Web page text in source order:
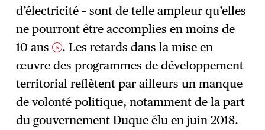
d’électricité – sont de telle ampleur qu’elles
ne pourront être accomplies en moins de
10 ans 5 . Les retards dans la mise en
œuvre des programmes de développement
territorial reflètent par ailleurs un manque
de volonté politique, notamment de la part
du gouvernement Duque élu en juin 2018.